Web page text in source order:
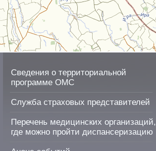
Сведения о территориальной
программе ОМС
Служба страховых представителей
Перечень медицинских организаций,
где можно пройти диспансеризацию